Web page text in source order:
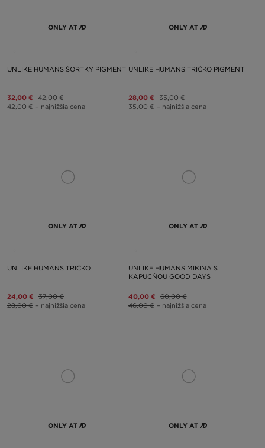
ONLY AT
UNLIKE HUMANS ŠORTKY PIGMENT
32,00 € 42,00 €
42,00 € – najnižšia cena
ONLY AT
UNLIKE HUMANS TRIČKO PIGMENT
28,00 € 35,00 €
35,00 € – najnižšia cena
ONLY AT
UNLIKE HUMANS TRIČKO
24,00 € 37,00 €
28,00 € – najnižšia cena
ONLY AT
UNLIKE HUMANS MIKINA S
KAPUCŇOU GOOD DAYS
40,00 € 60,00 €
46,00 € – najnižšia cena
ONLY AT ONLY AT